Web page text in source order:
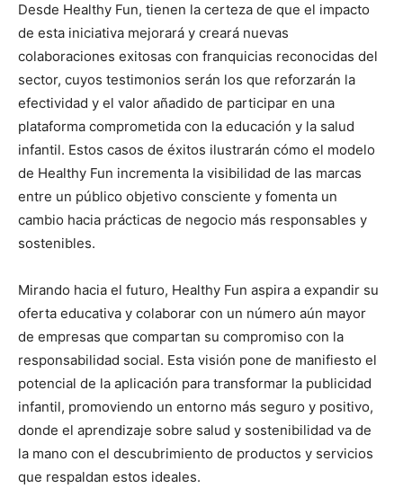
Desde Healthy Fun, tienen la certeza de que el impacto
de esta iniciativa mejorará y creará nuevas
colaboraciones exitosas con franquicias reconocidas del
sector, cuyos testimonios serán los que reforzarán la
efectividad y el valor añadido de participar en una
plataforma comprometida con la educación y la salud
infantil. Estos casos de éxitos ilustrarán cómo el modelo
de Healthy Fun incrementa la visibilidad de las marcas
entre un público objetivo consciente y fomenta un
cambio hacia prácticas de negocio más responsables y
sostenibles.
Mirando hacia el futuro, Healthy Fun aspira a expandir su
oferta educativa y colaborar con un número aún mayor
de empresas que compartan su compromiso con la
responsabilidad social. Esta visión pone de manifiesto el
potencial de la aplicación para transformar la publicidad
infantil, promoviendo un entorno más seguro y positivo,
donde el aprendizaje sobre salud y sostenibilidad va de
la mano con el descubrimiento de productos y servicios
que respaldan estos ideales.